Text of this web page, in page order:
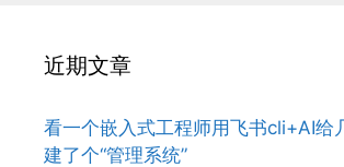
近期文章
看一个嵌入式工程师用飞书cli+AI给
建了个“管理系统”